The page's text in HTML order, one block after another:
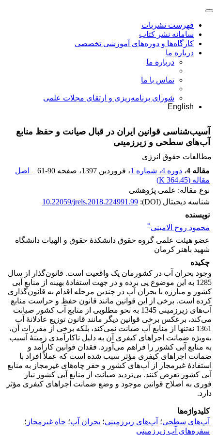
فهرست نشریات
سامانه نشر کتاب
کارگاه‌ها و دوره‌های آموزشی تخصصی
درباره ما
درباره ما
تماس با ما
شورای برنامه‌ریزی و ارتقای مجلات علمی
English
آسیب‌شناسی قوانین ایران در قبال صیانت و حفظ منابع
آب‌های سطحی و زیرزمینی
مطالعات حقوق انرژی
مقاله 4
، دوره 4، شماره 1 ، فروردین 1397 ، صفحه 61-90
اصل
مقاله (364.45 K
)
نوع مقاله: علمی پژوهشی
شناسه دیجیتال (DOI):
10.22059/jrels.2018.224991.99
نویسنده
محمود روح الامینی*
عضو هیئت علمی گروه حقوق دانشکدۀ حقوق و الهیات دانشگاه
شهید باهنر کرمان
چکیده
وجود بحران آب در کشورمان یک واقعیت است. قانون‌گذار از سال
1285 به این موضوع پی برده و در جهت استفادۀ بهینه از منابع آبی
کشور و مبارزه با بحران آب در چندین مرحله اقدام به قانون‌گذاری
کرده است. برخی از این قوانین مانند قانون حفظ و حراست منابع
آب‌های زیرزمینی 1345 به نحو مطلوبی از منابع آب کشور صیانت
می‌کند، برعکس برخی قوانین دیگر مانند قانون توزیع عادلانۀ آب
1361 نه‌تنها از منابع آب صیانت نمی‌کند، بلکه برخی از مقررات آن،
به‌ویژه ضمانت اجراهای کیفری آن به دلیل ناکارآمدی زمینۀ آسیب
به منابع آبی کشور را فراهم می‌آورد. فقدان قوانین کارآمد و
ضمانت‌ اجراهای کیفری مؤثر سبب شده است که عملاً افراد با
استفادۀ غیرمجاز از آب‌های کشور و حفر چاه‌های غیرمجاز به منابع
آبی کشور تعرض کنند. بی‌تردید صیانت از منابع آبی کشور نیاز
فوری به اصلاح قوانین موجود و وضع ضمانت اجراهای کیفری مؤثر
دارد.
کلیدواژه‌ها
آب‌های سطحی؛ آب‌های زیرزمینی؛ بحران آب؛ چاه غیرمجاز ؛
سفره‌های آب زیرزمینی